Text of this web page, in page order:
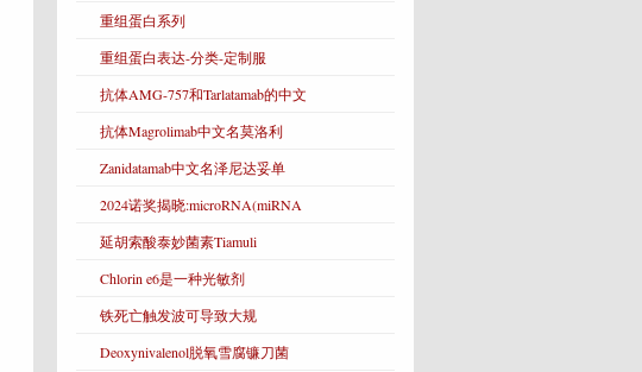
重组蛋白系列
重组蛋白表达-分类-定制服
抗体AMG-757和Tarlatamab的中文
抗体Magrolimab中文名莫洛利
Zanidatamab中文名泽尼达妥单
2024诺奖揭晓:microRNA(miRNA
延胡索酸泰妙菌素Tiamuli
Chlorin e6是一种光敏剂
铁死亡触发波可导致大规
Deoxynivalenol脱氧雪腐镰刀菌